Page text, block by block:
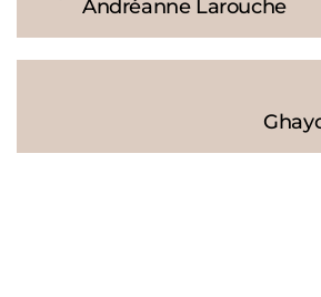
Andréanne Larouche